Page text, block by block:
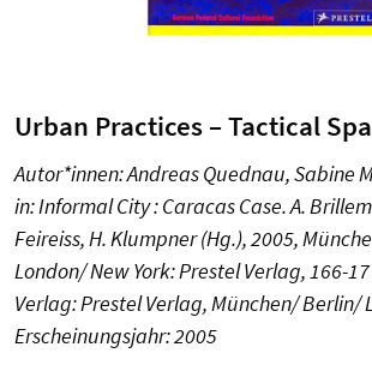
Urban Practices – Tactical
Autor*innen: Andreas Quednau, Sabine
in: Informal City : Caracas Case.A.
Feireiss, H. Klumpner (Hg.), 2005,
London/ New York: Prestel Verlag,166-
Verlag: Prestel Verlag, München/ Berlin/
Erscheinungsjahr: 2005